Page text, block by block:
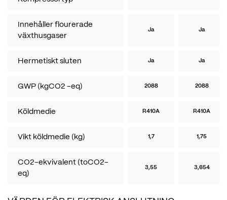
Innehåller flourerade
växthusgaser
Ja Ja
Hermetiskt sluten Ja Ja
GWP (kgCO2 -eq) 2088 2088
Köldmedie R410A R410A
Vikt köldmedie (kg) 1,7 1,75
CO2-ekvivalent (toCO2-
eq)
3,55 3,654